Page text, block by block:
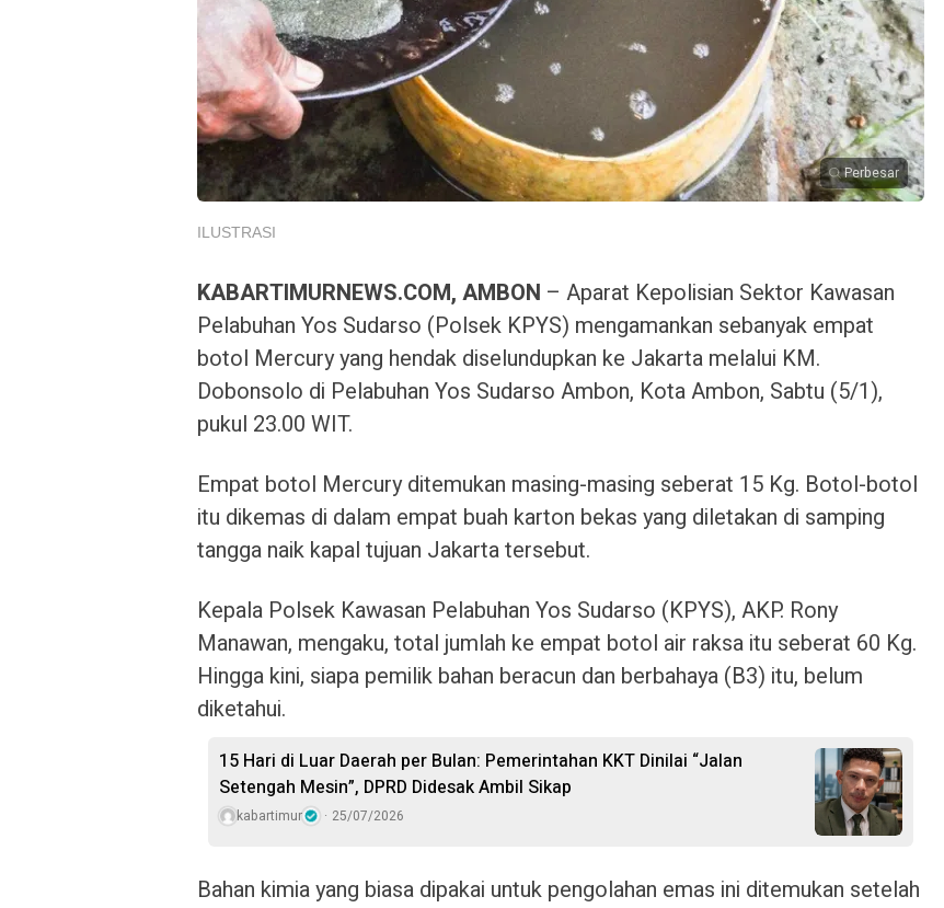
Perbesar
ILUSTRASI
KABARTIMURNEWS.COM, AMBON – Aparat Kepolisian Sektor Kawasan
Pelabuhan Yos Sudarso (Polsek KPYS) mengamankan sebanyak empat
botol Mercury yang hendak diselundupkan ke Jakarta melalui KM.
Dobonsolo di Pelabuhan Yos Sudarso Ambon, Kota Ambon, Sabtu (5/1),
pukul 23.00 WIT.
Empat botol Mercury ditemukan masing-masing seberat 15 Kg. Botol-botol
itu dikemas di dalam empat buah karton bekas yang diletakan di samping
tangga naik kapal tujuan Jakarta tersebut.
Kepala Polsek Kawasan Pelabuhan Yos Sudarso (KPYS), AKP. Rony
Manawan, mengaku, total jumlah ke empat botol air raksa itu seberat 60 Kg.
Hingga kini, siapa pemilik bahan beracun dan berbahaya (B3) itu, belum
diketahui.
15 Hari di Luar Daerah per Bulan: Pemerintahan KKT Dinilai “Jalan
Setengah Mesin”, DPRD Didesak Ambil Sikap
kabartimur 25/07/2026
Bahan kimia yang biasa dipakai untuk pengolahan emas ini ditemukan setelah